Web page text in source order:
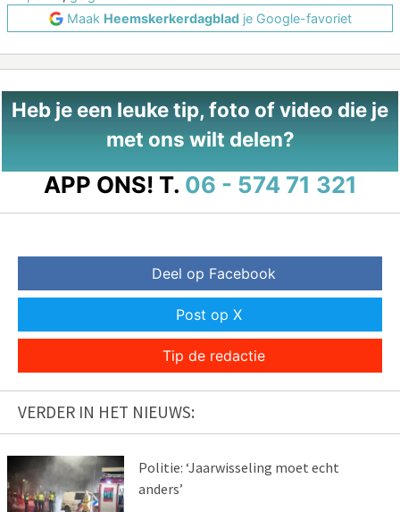
Maak Heemskerkerdagbladje Google-favoriet
Heb je een leuke tip, foto of video die je
met ons wilt delen?
APP ONS! T. 06 - 574 71 321
Deel op Facebook
Post op X
Tip de redactie
VERDER IN HET NIEUWS:
Politie: ‘Jaarwisseling moet echt
anders’